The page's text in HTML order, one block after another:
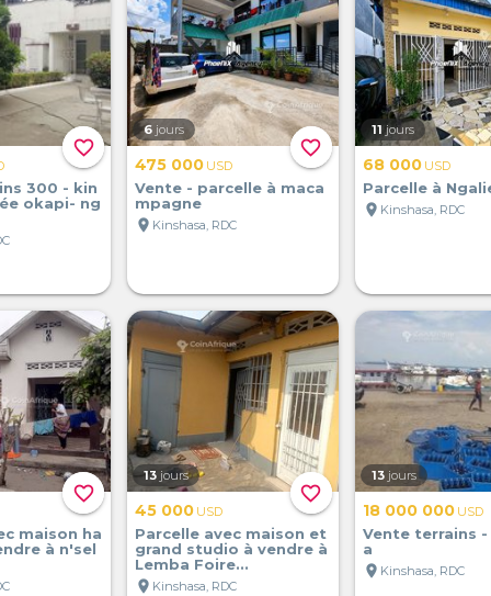
favorite_border
300 - kin
okapi- ng
favorite_border
6 jours
475 000 USD
Vente - parcelle à maca
mpagne
location_on Kinshasa, RDC
11 jours
68 000 USD
Parcelle à
location_on Kinshasa, RDC
favorite_border
maison ha
à n'sel
favorite_border
13 jours
45 000 USD
Parcelle avec maison et
grand studio à vendre à
Lemba Foire...
location_on Kinshasa, RDC
13 jours
18 000 000 USD
Vente terrains -
a
location_on Kinshasa, RDC